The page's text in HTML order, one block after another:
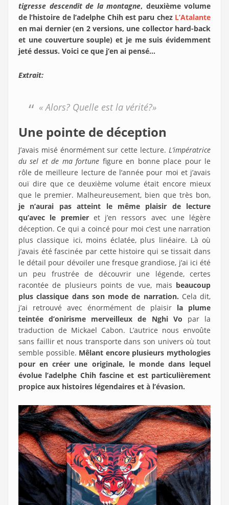
tigresse descendit de la montagne, deuxième volume
de l’histoire de l’adelphe Chih est paru chez L’Atalante
en mai dernier (en 2 versions, une collector hard-back
et une couverture souple) et je me suis évidemment
jeté dessus. Voici ce que j’en ai pensé…
Extrait:
« Alors? Quelle est la vérité?»
Une pointe de déception
J’avais misé énormément sur cette lecture. L’impératrice
du sel et de ma fortune figure en bonne place pour le
rôle de meilleure lecture de l’année pour moi et j’avais
ouï dire que ce deuxième volume était encore mieux
que le premier. Malheureusement, bien que très bon,
je n’aurai pas atteint le même plaisir de lecture
qu’avec le premieret j’en ressors avec une légère
déception. Ce qui a coincé pour moi c’est une narration
plus classique ici, moins éclatée, plus linéaire. Là où
j’avais été fascinée par cette histoire qui se tissait dans
le détail pour dévoiler une fresque grandiose, j’ai ici été
un peu frustrée de découvrir une légende, certes
racontée de plusieurs points de vue, mais beaucoup
plus classique dans son mode de narration. Cela dit,
j’ai retrouvé avec énormément de plaisir la plume
teintée d’onirisme merveilleux de Nghi Vo par la
traduction de Mickael Cabon. L’autrice nous envoûte
sans faillir et nous transporte dans son univers où tout
semble possible. Mêlant encore plusieurs mythologies
pour en créer une originale, le monde dans lequel
évolue l’adelphe Chih fascine et est particulièrement
propice aux histoires légendaires et à l’évasion.